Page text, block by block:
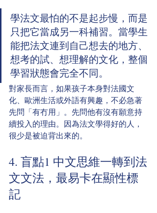
學法文最怕的不是起步慢，而是
只把它當成另一科補習。當學生
能把法文連到自己想去的地方、
想考的試、想理解的文化，整個
學習狀態會完全不同。
對家長而言，如果孩子本身對法國文
化、歐洲生活或外語有興趣，不必急著
先問「有冇用」。先問他有沒有願意持
續投入的理由。因為法文學得好的人，
很少是被迫背出來的。
4. 盲點1 中文思維一轉到法
文文法，最易卡在顯性標
記